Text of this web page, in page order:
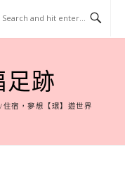
足跡
宿，夢想【環】遊世界